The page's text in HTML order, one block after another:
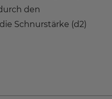
den
Schnurstärke (d2)